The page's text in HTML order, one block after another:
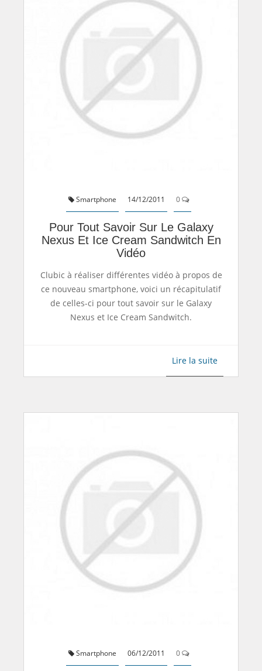
Smartphone 14/12/2011 0
Pour Tout Savoir Sur Le Galaxy
Nexus Et Ice Cream Sandwitch En
Vidéo
Clubic à réaliser différentes vidéo à propos de
ce nouveau smartphone, voici un récapitulatif
de celles-ci pour tout savoir sur le Galaxy
Nexus et Ice Cream Sandwitch.
Lire la suite
Smartphone 06/12/2011 0